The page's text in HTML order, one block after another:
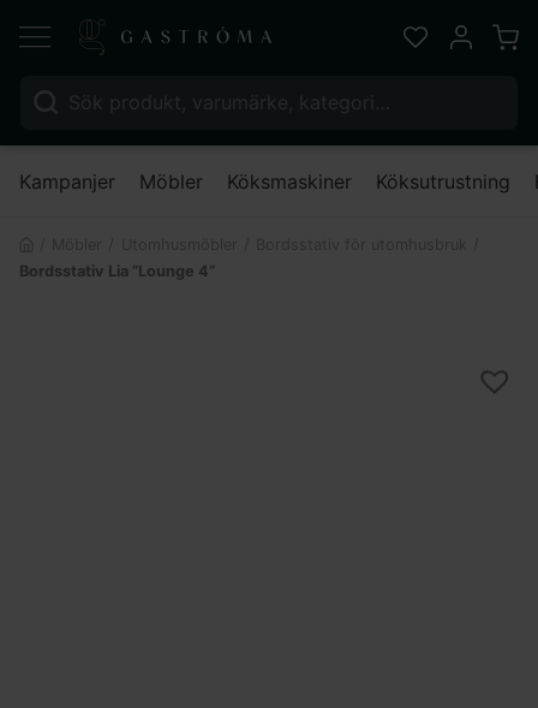
Sök efter:
Favoriter
Mitt
Kampanjer Möbler Köksmaskiner Köksutrustning
Bordsstativ Lia ”Lounge 4”